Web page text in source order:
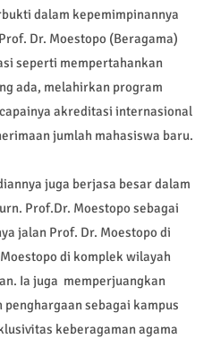
dalam kepemimpinannya
Dr. Moestopo (Beragama)
seperti mempertahankan
ada, melahirkan program
akreditasi internasional
jumlah mahasiswa baru.
juga berjasa besar dalam
Prof.Dr. Moestopo sebagai
jalan Prof. Dr. Moestopo di
di komplek wilayah
Ia juga memperjuangkan
sebagai kampus
keberagaman agama